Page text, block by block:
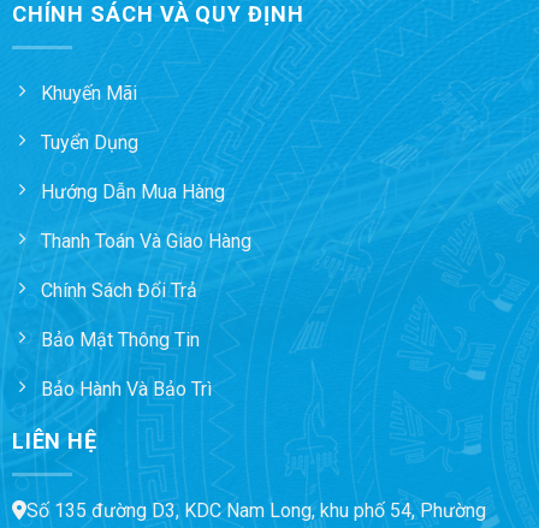
CHÍNH SÁCH VÀ QUY ĐỊNH
Khuyến Mãi
Tuyển Dụng
Hướng Dẫn Mua Hàng
Thanh Toán Và Giao Hàng
Chính Sách Đổi Trả
Bảo Mật Thông Tin
Bảo Hành Và Bảo Trì
LIÊN HỆ
Số 135 đường D3, KDC Nam Long, khu phố 54, Phường